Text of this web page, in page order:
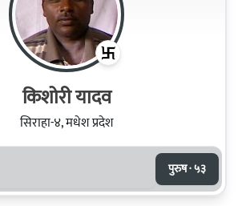
किशोरी यादव
सिराहा-४, मधेश प्रदेश
पुरुष · ५३